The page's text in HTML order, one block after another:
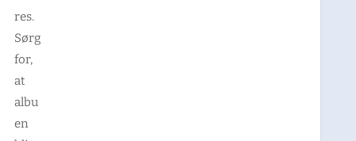
res.
Sørg
for,
at
albu
en